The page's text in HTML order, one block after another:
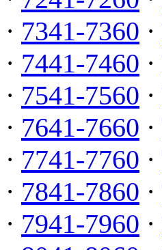
· 7341-7360 ·
· 7441-7460 ·
· 7541-7560 ·
· 7641-7660 ·
· 7741-7760 ·
· 7841-7860 ·
· 7941-7960 ·